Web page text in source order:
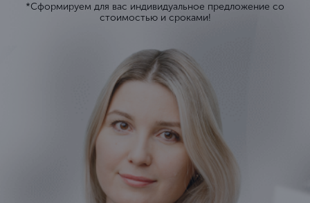
*Сформируем для вас индивидуальное предложение со
стоимостью и сроками!